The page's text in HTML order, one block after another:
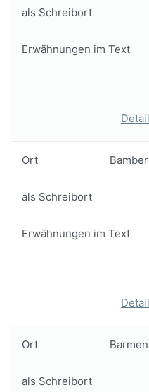
als Schreibort
Erwähnungen im Text
Ort
als Schreibort
Erwähnungen im Text
Ort
als Schreibort